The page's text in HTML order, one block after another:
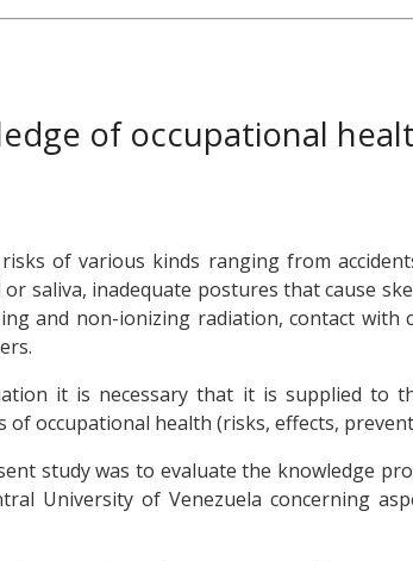
of occupational
of various kinds ranging from
saliva, inadequate postures that cause
and non-ionizing radiation, contact with
it is necessary that it is supplied to
of occupational health (risks, effects,
study was to evaluate the knowledge
University of Venezuela concerning